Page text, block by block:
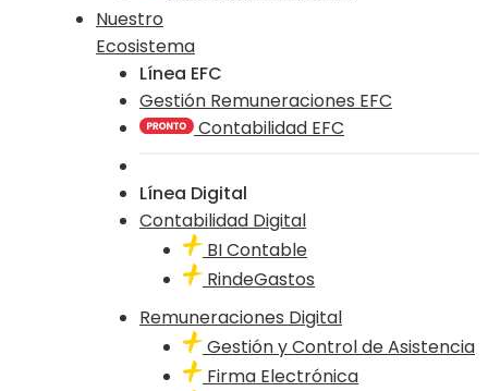
Nuestro
Ecosistema
Línea EFC
Gestión Remuneraciones EFC
Contabilidad EFC
Línea Digital
Contabilidad Digital
BI Contable
RindeGastos
Remuneraciones Digital
Gestión y Control de Asistencia
Firma Electrónica